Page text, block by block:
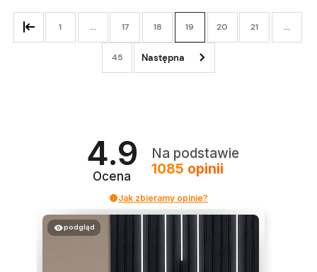
1 ... 17 18 19 20 21 ...
45
4.9
Ocena
Na podstawie
1085 opinii
Jak zbieramy opinie?
podgląd